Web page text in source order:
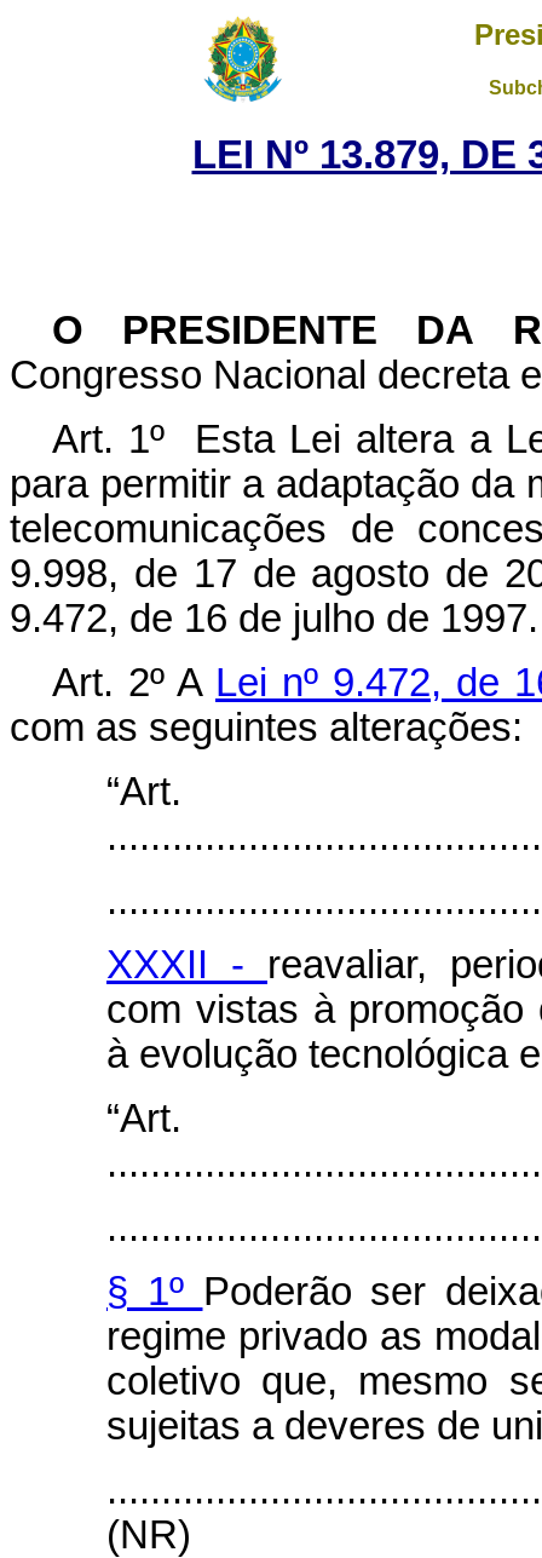
LEI Nº 13.879, DE
O PRESIDENTE DA
Congresso Nacional decreta
Art. 1º Esta Lei altera a
para permitir a adaptação da
telecomunicações de
9.998, de 17 de agosto de
9.472, de 16 de julho de 1997.
Art. 2º A Lei nº 9.472, de
com as seguintes alterações:
XXXII - reavaliar,
com vistas à
à evolução tecnológica
§ 1º Poderão ser
regime privado as
coletivo que, mesmo
sujeitas a deveres de
(NR)